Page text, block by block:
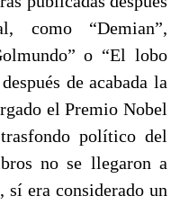
como “Demian”,
o “El lobo
de acabada la
el Premio Nobel
político del
no se llegaron a
era considerado un